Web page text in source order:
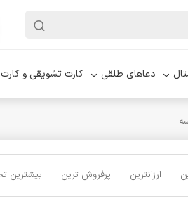
دعاهای طلقی کارت تشویقی و کارت
ارزانترین پرفروش ترین بیشترین